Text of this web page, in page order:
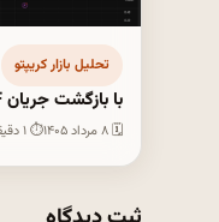
تحلیل بازار کریپتو
با بازگشت جریان ETF، قیمت XRP به 1.10 دلار افزایش می یابد
🗓 ۸ مرداد ۱۴۰۵ ⏱ ۱ دقیقه